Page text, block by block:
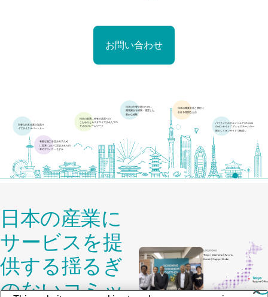
お問い合わせ
日本の産業に
サービスを提
供する揺るぎ
のないコミッ